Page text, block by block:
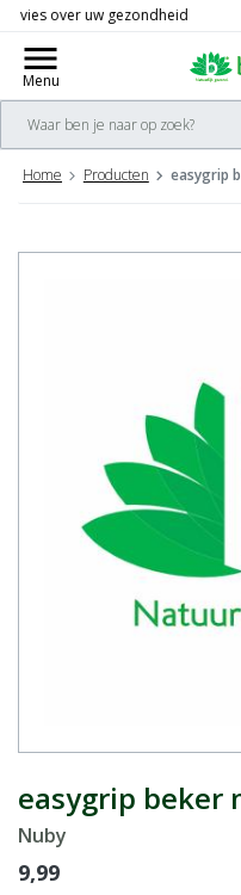
check Gratis
menu
Menu
Home Producten easygrip
easygrip beker
Nuby
9,99